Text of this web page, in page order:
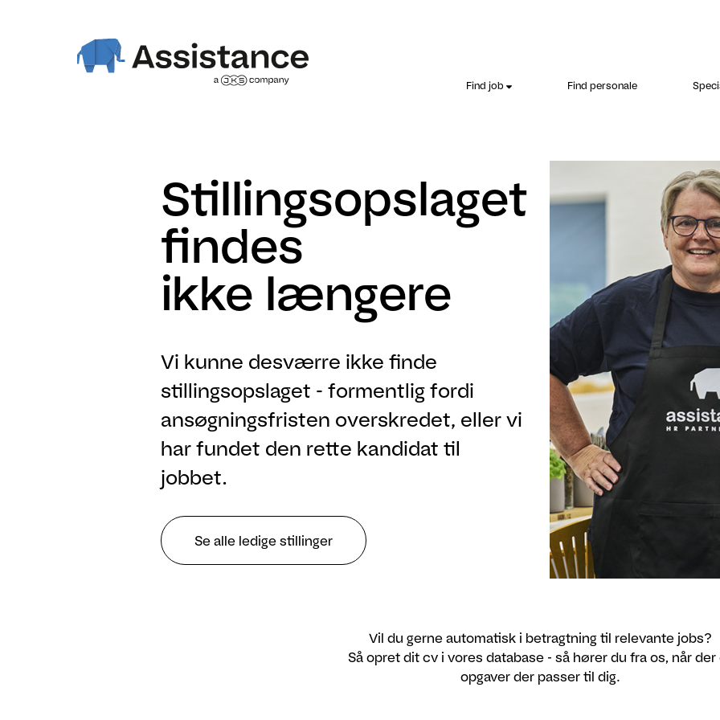
Find job Find personale
Stillingsopslaget
findes
ikke længere
Vi kunne desværre ikke finde
stillingsopslaget - formentlig fordi
ansøgningsfristen overskredet, eller vi
har fundet den rette kandidat til
jobbet.
Se alle ledige stillinger
Vil du gerne automatisk i betragtning til relevante jobs?
Så opret dit cv i vores database - så hører du fra os, når der
opgaver der passer til dig.